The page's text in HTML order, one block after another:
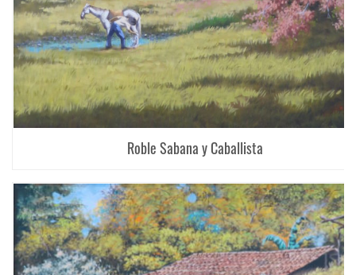
Roble Sabana y Caballista